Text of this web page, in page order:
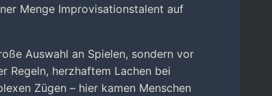
Menge Improvisationstalent auf
Auswahl an Spielen, sondern vor
Regeln, herzhaftem Lachen bei
Zügen – hier kamen Menschen